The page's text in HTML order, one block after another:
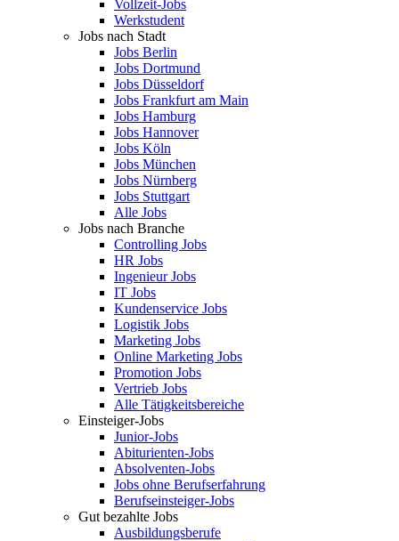
Vollzeit-Jobs
Werkstudent
Jobs nach Stadt
Jobs Berlin
Jobs Dortmund
Jobs Düsseldorf
Jobs Frankfurt am Main
Jobs Hamburg
Jobs Hannover
Jobs Köln
Jobs München
Jobs Nürnberg
Jobs Stuttgart
Alle Jobs
Jobs nach Branche
Controlling Jobs
HR Jobs
Ingenieur Jobs
IT Jobs
Kundenservice Jobs
Logistik Jobs
Marketing Jobs
Online Marketing Jobs
Promotion Jobs
Vertrieb Jobs
Alle Tätigkeitsbereiche
Einsteiger-Jobs
Junior-Jobs
Abiturienten-Jobs
Absolventen-Jobs
Jobs ohne Berufserfahrung
Berufseinsteiger-Jobs
Gut bezahlte Jobs
Ausbildungsberufe